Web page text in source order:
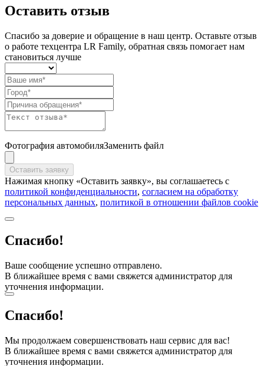
Оставить отзыв
Спасибо за доверие и обращение в наш центр. Оставьте отзыв
о работе техцентра LR Family, обратная связь помогает нам
становиться лучше
Фотография автомобиляЗаменить файл
Оставить заявку
Нажимая кнопку «Оставить заявку», вы соглашаетесь с
политикой конфиденциальности, согласием на обработку
персональных данных, политикой в отношении файлов cookie
Спасибо!
Ваше сообщение успешно отправлено.
В ближайшее время с вами свяжется администратор для
уточнения информации.
Спасибо!
Мы продолжаем совершенствовать наш сервис для вас!
В ближайшее время с вами свяжется администратор для
уточнения информации.